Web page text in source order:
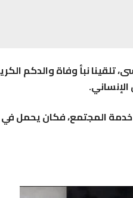
تلقينا نبأ وفاة والدكم
خدمة المجتمع، فكان يحمل